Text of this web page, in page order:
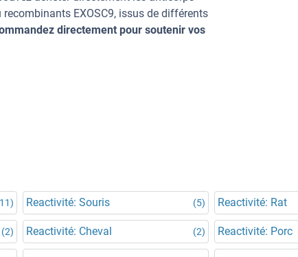
EXOSC9, issus de différents
directement pour soutenir vos
Reactivité: Souris (5) Reactivité: Rat
(2) Reactivité: Cheval (2) Reactivité: Porc